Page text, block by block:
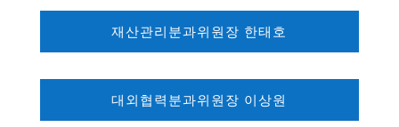
재산관리분과위원장 한태호
대외협력분과위원장 이상원